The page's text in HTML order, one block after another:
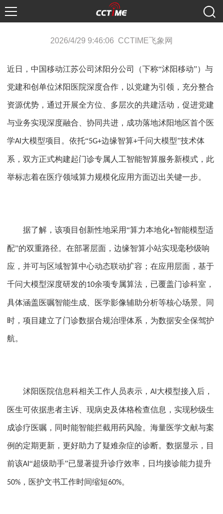
2026/4/29 9:46:06 CCTIME飞象网
近日，中国移动江苏公司沭阳分公司（下称“沭阳移动”）与
党建和创单位沭阳医院深度合作，以党建为引领，充分整合
资源优势，通过开展全方位、多层次的共建活动，促进党建
与业务实现深度融合、协同共进，成功落地沭阳地区首个医
学AI 大模型项目。依托“5G+边缘智算+千问大模型”技术体
系，双方正式构建起门诊专属人工智能智算服务新模式，此
举标志着在医疗领域算力规模化应用方面迈出关键一步。
据了解，该项目创新性地采用“算力本地化+智能模型适
配”的双重路径。在部署层面，边缘智算小站实现毫秒级响
应，并可与区域智算中心动态联动扩容；在应用层面，基于
千问大模型深度研发的10余项专属算法，已覆盖门诊科室，
具体涵盖医嘱智能生成、医学影像辅助分析等核心场景。同
时，项目建立了门诊数据合规治理体系，为数据安全保驾护
航。
沭阳医院信息科相关工作人员表示， AI 大模型接入后，
医生可依据患者主诉、现病史及体格检查信息，实现秒级生
成诊疗医嘱，同时能智能拦截用药风险。海量医学文献与案
例的定期更新，更好助力了疑难杂症的诊断。数据显示，目
前该AI “超级助手”已显著提升诊疗效率，日均接诊能力提升
50% ，医护文书工作时间缩短60%。